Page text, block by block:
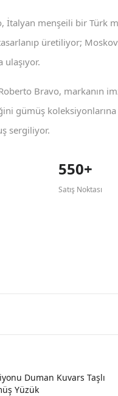
İtalyan menşeili bir Türk
üretiliyor;
ulaşıyor.
Bravo, markanın
gümüş
sergiliyor.
550+
Satış Noktası
Duman Kuvars Taşlı
Yüzük